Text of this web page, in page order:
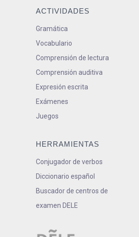
ACTIVIDADES
Gramática
Vocabulario
Comprensión de lectura
Comprensión auditiva
Expresión escrita
Exámenes
Juegos
HERRAMIENTAS
Conjugador de verbos
Diccionario español
Buscador de centros de
examen DELE